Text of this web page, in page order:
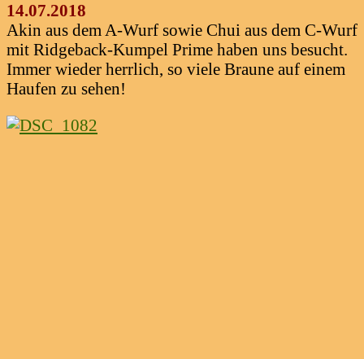
14.07.2018
Akin aus dem A-Wurf sowie Chui aus dem C-Wurf
mit Ridgeback-Kumpel Prime haben uns besucht.
Immer wieder herrlich, so viele Braune auf einem
Haufen zu sehen!